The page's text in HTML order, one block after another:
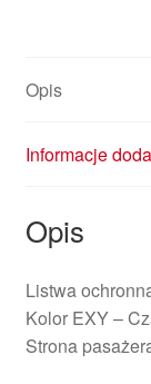
9025T0
Opis
Informacje
Opis
Listwa
Kolor EXY –
Strona